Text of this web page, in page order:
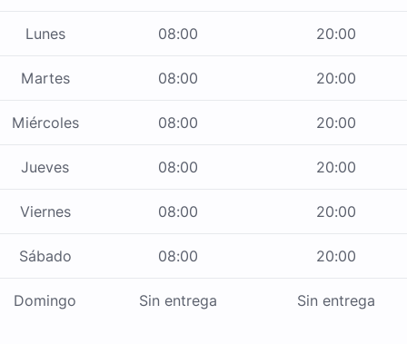
Lunes 08:00 20:00
Martes 08:00 20:00
Miércoles 08:00 20:00
Jueves 08:00 20:00
Viernes 08:00 20:00
Sábado 08:00 20:00
Domingo Sin entrega Sin entrega